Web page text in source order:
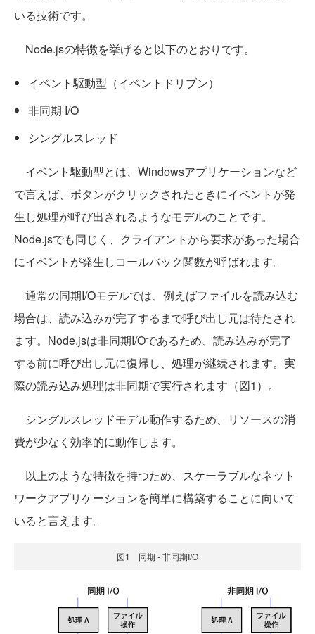
いる技術です。
Node.jsの特徴を挙げると以下のとおりです。
イベント駆動型（イベントドリブン）
非同期 I/O
シングルスレッド
イベント駆動型とは、Windowsアプリケーションなど
で言えば、ボタンがクリックされたときにイベントが発
生し処理が呼び出されるようなモデルのことです。
Node.jsでも同じく、クライアントから要求があった場合
にイベントが発生しコールバック関数が呼ばれます。
通常の同期I/Oモデルでは、例えばファイルを読み込む
場合は、読み込みが完了するまで呼び出し元は待たされ
ます。Node.jsは非同期I/Oであるため、読み込みが完了
する前に呼び出し元に復帰し、処理が継続されます。実
際の読み込み処理は非同期で実行されます（図1）。
シングルスレッドモデル動作するため、リソースの消
費が少なく効率的に動作します。
以上のような特徴を持つため、スケーラブルなネット
ワークアプリケーションを簡単に構築することに向いて
いると言えます。
図1 同期 - 非同期I/O